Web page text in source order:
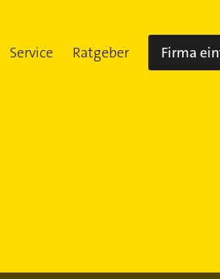
Service Ratgeber Firma